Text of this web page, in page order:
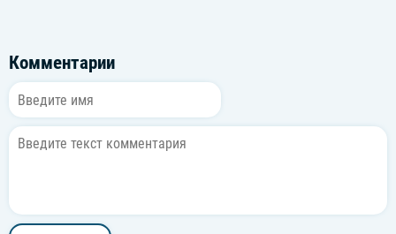
Комментарии